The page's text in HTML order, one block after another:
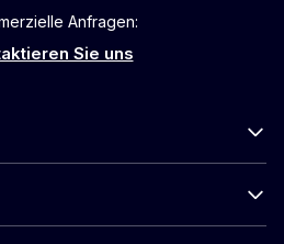
Anfragen:
Sie uns